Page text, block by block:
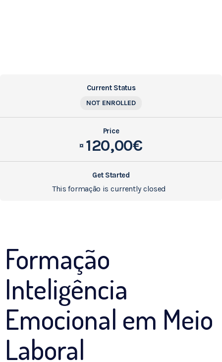
Current Status
NOT ENROLLED
Price
¤ 120,00€
Get Started
This formação is currently closed
Formação
Inteligência
Emocional em Meio
Laboral